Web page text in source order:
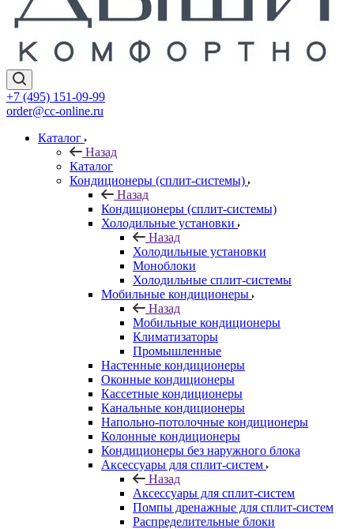
+7 (495) 151-09-99
order@cc-online.ru
Каталог
Назад
Каталог
Кондиционеры (сплит-системы)
Назад
Кондиционеры (сплит-системы)
Холодильные установки
Назад
Холодильные установки
Моноблоки
Холодильные сплит-системы
Мобильные кондиционеры
Назад
Мобильные кондиционеры
Климатизаторы
Промышленные
Настенные кондиционеры
Оконные кондиционеры
Кассетные кондиционеры
Канальные кондиционеры
Напольно-потолочные кондиционеры
Колонные кондиционеры
Кондиционеры без наружного блока
Аксессуары для сплит-систем
Назад
Аксессуары для сплит-систем
Помпы дренажные для сплит-систем
Распределительные блоки